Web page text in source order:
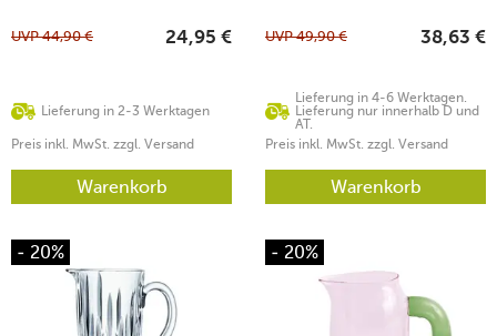
Lieferung in 2-3 Werktagen
UVP44,90 € 24,95 €
Preis inkl. MwSt. zzgl. Versand
Warenkorb
Lieferung in 4-6 Werktagen.
Lieferung nur innerhalb D und
AT.
UVP49,90 € 38,63 €
Preis inkl. MwSt. zzgl. Versand
Warenkorb
- 20% - 20%